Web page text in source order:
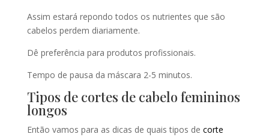
Assim estará repondo todos os nutrientes que são
cabelos perdem diariamente.
Dê preferência para produtos profissionais.
Tempo de pausa da máscara 2-5 minutos.
Tipos de cortes de cabelo femininos
longos
Então vamos para as dicas de quais tipos de corte